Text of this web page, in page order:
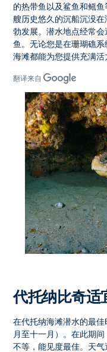
的热带鱼以及鲨鱼和鳐
艘历史悠久的沉船沉没
勃发展。潜水地点经常
鱼。无论您是在珊瑚礁
海滩都能为您提供充满活
翻译来自
代托纳比奇适
在代托纳海滩潜水的最
月至十一月）。在此期
不等，能见度最佳。天